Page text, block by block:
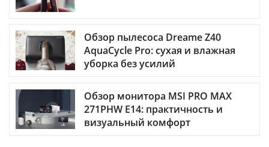
Обзор пылесоса Dreame Z40
AquaCycle Pro: сухая и влажная
уборка без усилий
Обзор монитора MSI PRO MAX
271PHW E14: практичность и
визуальный комфорт